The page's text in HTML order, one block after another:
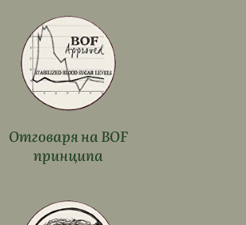
Отговаря на BOF
принципа